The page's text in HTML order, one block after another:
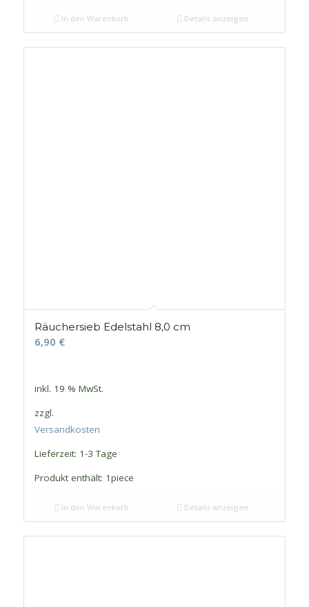
In den Warenkorb Details anzeigen
Räuchersieb Edelstahl 8,0 cm
6,90 €
inkl. 19 % MwSt.
zzgl.
Versandkosten
Lieferzeit: 1-3 Tage
Produkt enthält: 1piece
In den Warenkorb Details anzeigen